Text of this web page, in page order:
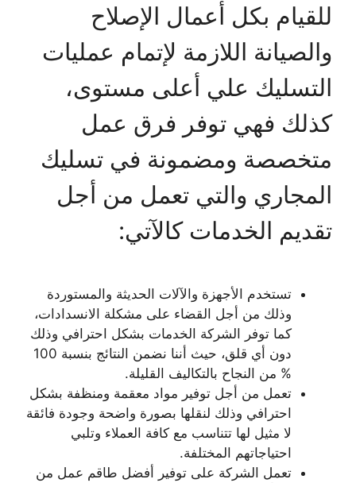
للقيام بكل أعمال الإصلاح
والصيانة اللازمة لإتمام عمليات
التسليك علي أعلى مستوى،
كذلك فهي توفر فرق عمل
متخصصة ومضمونة في تسليك
المجاري والتي تعمل من أجل
تقديم الخدمات كالآتي:
تستخدم الأجهزة والآلات الحديثة والمستوردة
وذلك من أجل القضاء على مشكلة الانسدادات،
كما توفر الشركة الخدمات بشكل احترافي وذلك
دون أي قلق، حيث أننا نضمن النتائج بنسبة 100
% من النجاح بالتكاليف القليلة.
تعمل من أجل توفير مواد معقمة ومنظفة بشكل
احترافي وذلك لنقلها بصورة واضحة وجودة فائقة
لا مثيل لها تتناسب مع كافة العملاء وتلبي
احتياجاتهم المختلفة.
تعمل الشركة على توفير أفضل طاقم عمل من